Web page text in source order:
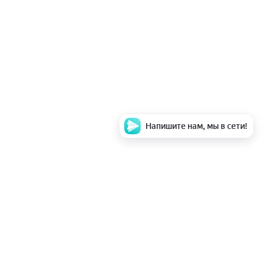
Напишите нам, мы в сети!